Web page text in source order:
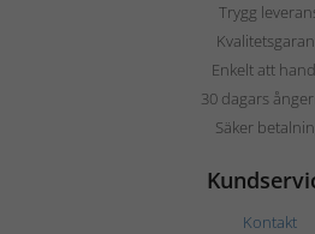
Trygg
Enkelt att
30 dagars
Säker
Kontakt